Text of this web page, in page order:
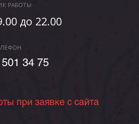
РАБОТЫ
до 22.00
34 75
при заявке с сайта